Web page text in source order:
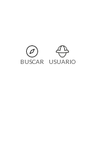
BUSCAR USUARIO